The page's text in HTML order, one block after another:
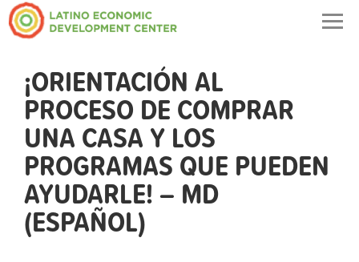
¡ORIENTACIÓN AL
PROCESO DE COMPRAR
UNA CASA Y LOS
PROGRAMAS QUE PUEDEN
AYUDARLE! – MD
(ESPAÑOL)